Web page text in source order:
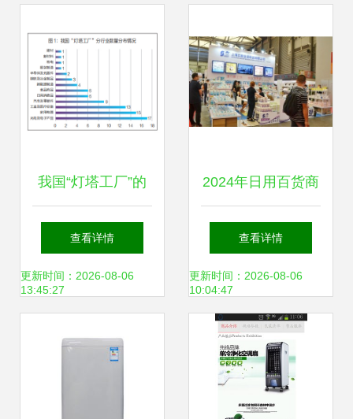
我国“灯塔工厂”的
发展格局与全球价
值链塑造 以日用家
查看详情
更新时间：2026-08-06
13:45:27
2024年日用百货商
品博览会（3月）
日用家电引领品质
生活新潮流
查看详情
更新时间：2026-08-06
10:04:47